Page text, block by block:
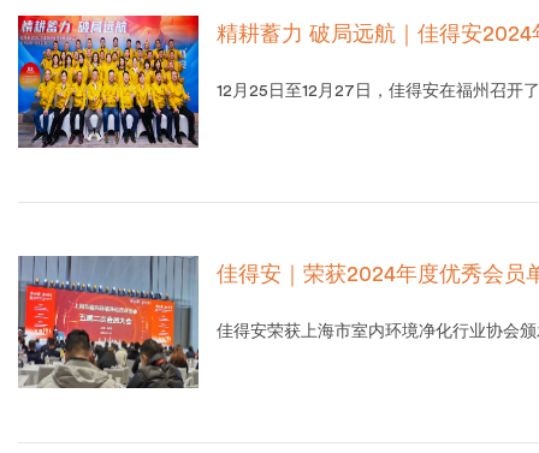
精耕蓄力 破局远航｜佳得安
12月25日至12月27日，佳得安在福州召开
佳得安｜荣获2024年度优秀会员
佳得安荣获上海市室内环境净化行业协会